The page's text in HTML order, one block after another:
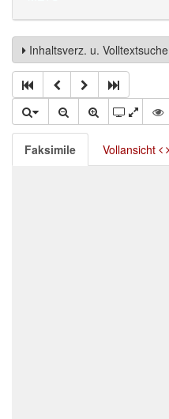
Inhaltsverz. u. Volltextsuche
Faksimile Vollansicht